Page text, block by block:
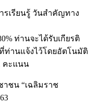
รเรียนรู้ วันสำคัญทาง
ท่านจะได้รับเกียรติ
ที่ท่านแจ้งไว้โดยอัตโนมัติ
คะแนน
ชน “เฉลิมราช